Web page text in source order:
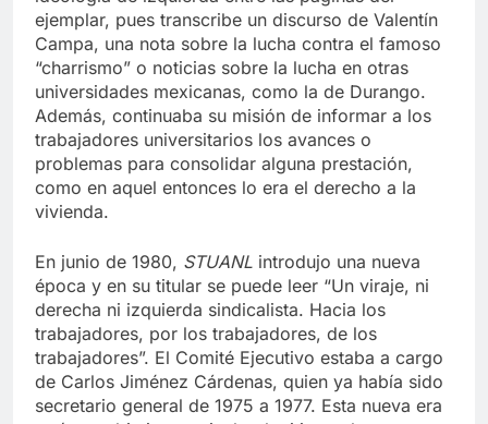
ideología de izquierda entre las páginas del
ejemplar, pues transcribe un discurso de Valentín
Campa, una nota sobre la lucha contra el famoso
“charrismo” o noticias sobre la lucha en otras
universidades mexicanas, como la de Durango.
Además, continuaba su misión de informar a los
trabajadores universitarios los avances o
problemas para consolidar alguna prestación,
como en aquel entonces lo era el derecho a la
En junio de 1980,STUANLintrodujo una nueva
época y en su titular se puede leer “Un viraje, ni
derecha ni izquierda sindicalista. Hacia los
trabajadores, por los trabajadores, de los
trabajadores”. El Comité Ejecutivo estaba a cargo
de Carlos Jiménez Cárdenas, quien ya había sido